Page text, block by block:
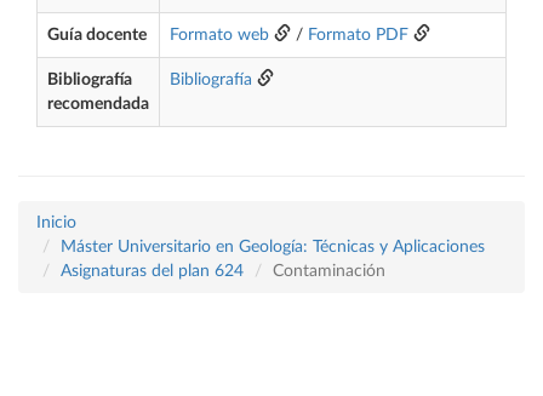
Guía docente Formato web / Formato PDF
Bibliografía
recomendada
Bibliografía
Inicio
Máster Universitario en Geología: Técnicas y Aplicaciones
Asignaturas del plan 624
Contaminación